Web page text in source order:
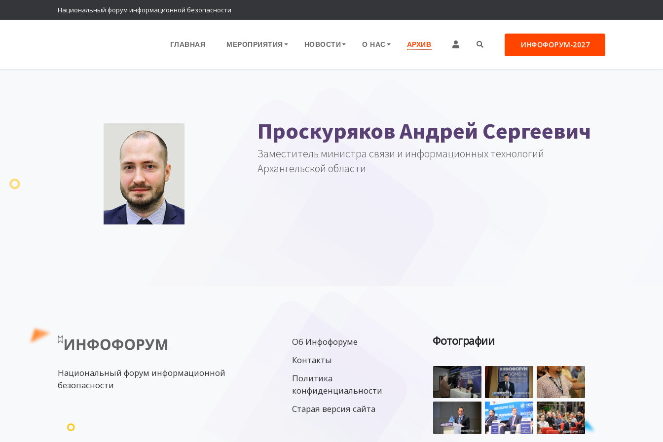
Национальный форум информационной безопасности
ГЛАВНАЯ МЕРОПРИЯТИЯ НОВОСТИ О НАС АРХИВ ИНФОФОРУМ-2027
Проскуряков Андрей Сергеевич
Заместитель министра связи и информационных технологий
Архангельской области
Национальный форум информационной
безопасности
Об Инфофоруме
Контакты
Политика
конфиденциальности
Старая версия сайта
Фотографии